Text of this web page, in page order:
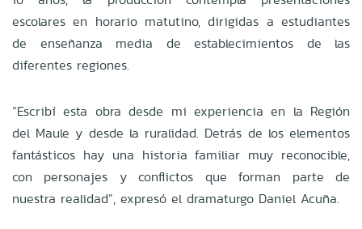
escolares en horario matutino, dirigidas a estudiantes
de enseñanza media de establecimientos de las
diferentes regiones.
“Escribí esta obra desde mi experiencia en la Región
del Maule y desde la ruralidad. Detrás de los elementos
fantásticos hay una historia familiar muy reconocible,
con personajes y conflictos que forman parte de
nuestra realidad”, expresó el dramaturgo Daniel Acuña.